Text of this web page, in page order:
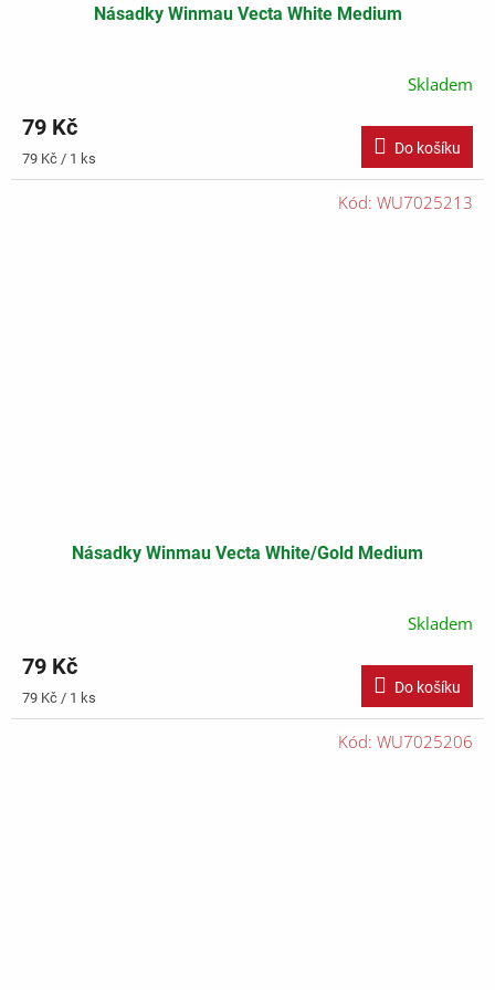
Násadky Winmau Vecta White Medium
Skladem
79 Kč
Měrná
cena:
79 Kč / 1 ks
Do košíku
Násadky Winmau Vecta White/Gold Medium
Skladem
79 Kč
Měrná
cena:
79 Kč / 1 ks
Do košíku
Kód: WU7025213
Kód: WU7025206